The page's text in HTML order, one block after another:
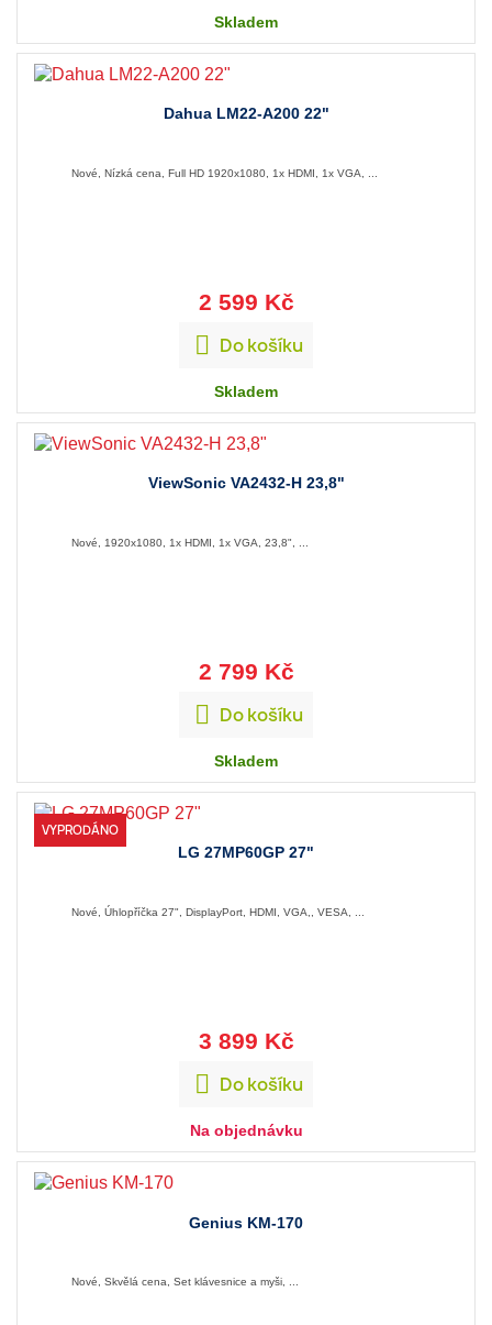
Skladem
Dahua LM22-A200 22"
Nové, Nízká cena, Full HD 1920x1080, 1x HDMI, 1x VGA, ...
2 599 Kč
 Do košíku
Skladem
ViewSonic VA2432-H 23,8"
Nové, 1920x1080, 1x HDMI, 1x VGA, 23,8", ...
2 799 Kč
 Do košíku
Skladem
LG 27MP60GP 27"
Nové, Úhlopříčka 27", DisplayPort, HDMI, VGA,, VESA, ...
3 899 Kč
 Do košíku
Na objednávku
VYPRODÁNO
Genius KM-170
Nové, Skvělá cena, Set klávesnice a myši, ...